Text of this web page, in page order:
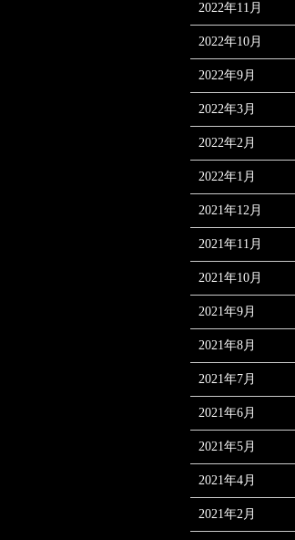
2022年11月
2022年10月
2022年9月
2022年3月
2022年2月
2022年1月
2021年12月
2021年11月
2021年10月
2021年9月
2021年8月
2021年7月
2021年6月
2021年5月
2021年4月
2021年2月